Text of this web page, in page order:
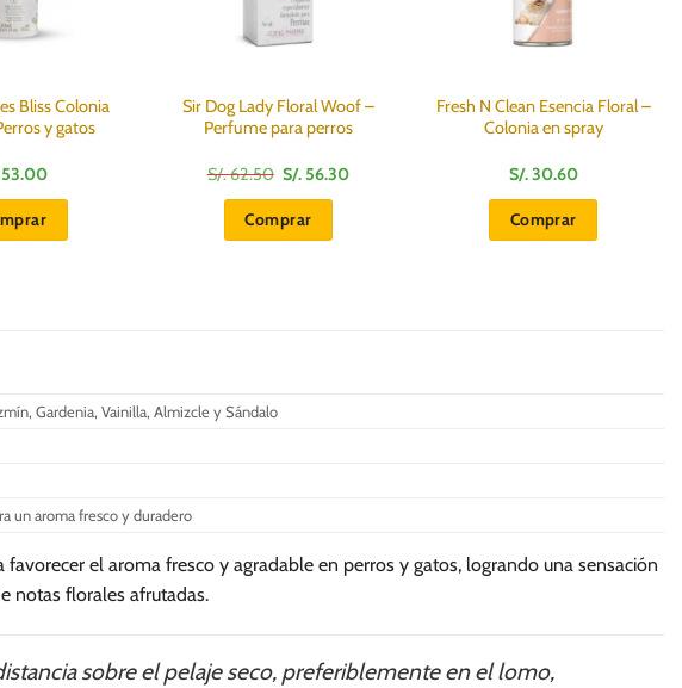
Bliss Colonia
y gatos
53.00
Sir Dog Lady Floral Woof –
Perfume para perros
S/.62.50 El
precio
original
era:
S/.
S/. 56.30El
Comprar
Fresh N Clean Esencia Floral –
Colonia en spray
S/.30.60
Comprar
Gardenia, Vainilla, Almizcle y Sándalo
un aroma fresco y duradero
el aroma fresco y agradable en perros y gatos, logrando una sensación
notas florales afrutadas.
sobre el pelaje seco, preferiblemente en el lomo,